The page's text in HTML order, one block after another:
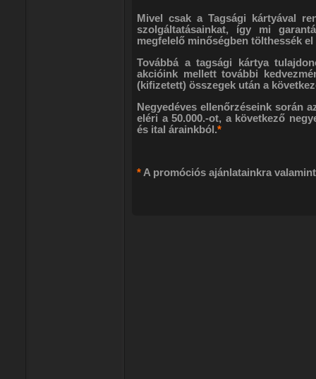
Mivel csak a Tagsági kártyával
szolgáltatásainkat, így mi
megfelelő minőségben tölthessék
Továbbá a tagsági kártya
akcióink mellett további
(kifizetett) összegek után a
Negyedéves ellenőrzéseink során
eléri a 50.000.-ot, a következő
és ital árainkból.*
* A promóciós ajánlatainkra